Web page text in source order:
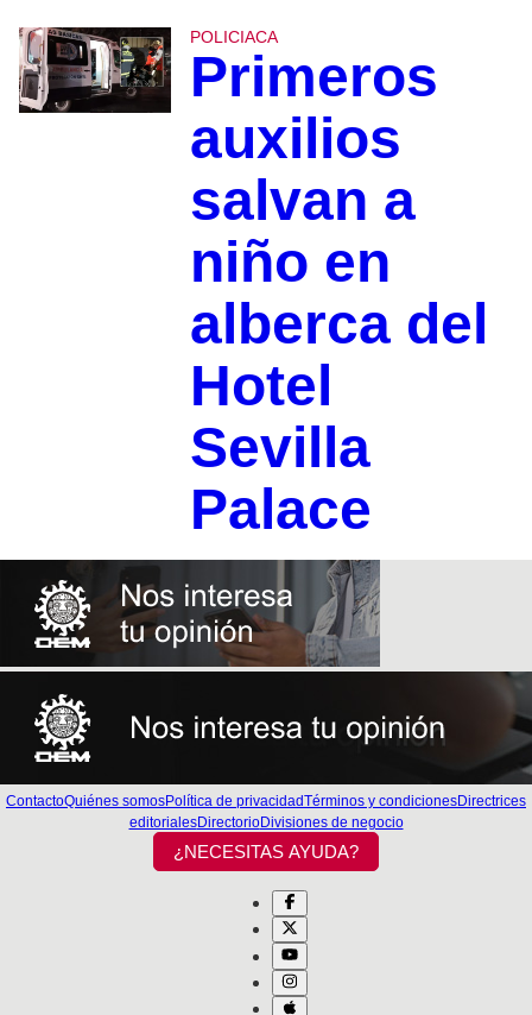
POLICIACA
Primeros
auxilios
salvan a
niño en
alberca del
Hotel
Sevilla
Palace
ContactoQuiénes somosPolítica de privacidadTérminos y condicionesDirectrices
editorialesDirectorioDivisiones de negocio
¿NECESITAS AYUDA?